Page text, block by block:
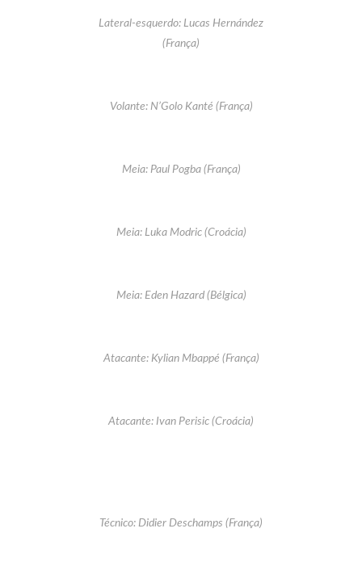
Lateral-esquerdo: Lucas Hernández
(França)
Volante: N’Golo Kanté (França)
Meia: Paul Pogba (França)
Meia: Luka Modric (Croácia)
Meia: Eden Hazard (Bélgica)
Atacante: Kylian Mbappé (França)
Atacante: Ivan Perisic (Croácia)
Técnico: Didier Deschamps (França)